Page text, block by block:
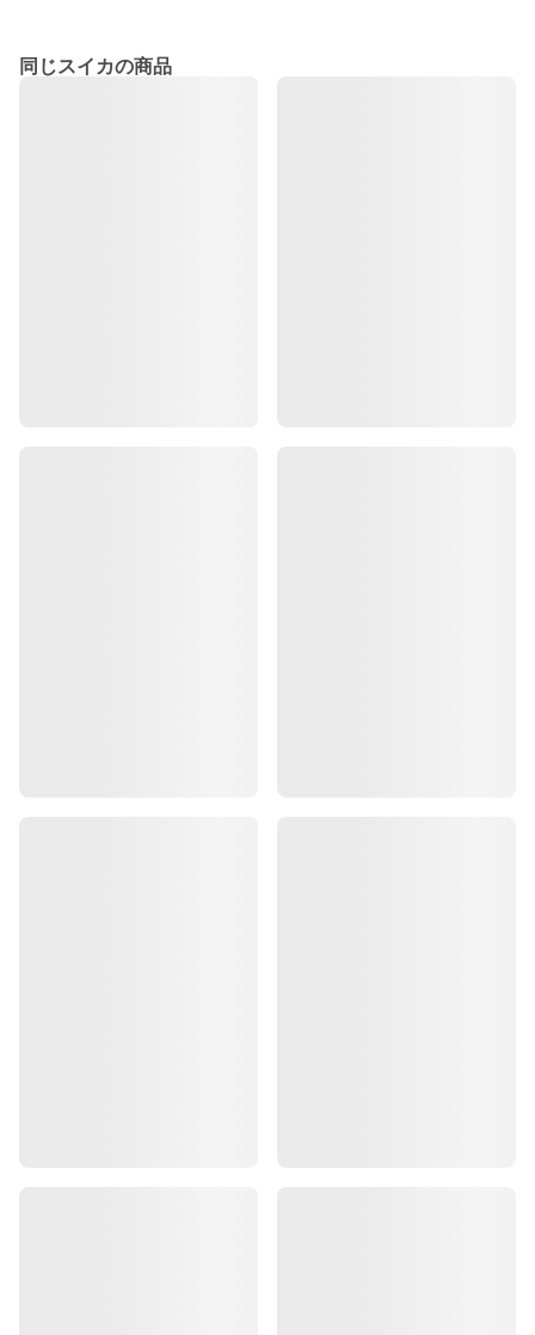
同じスイカの商品